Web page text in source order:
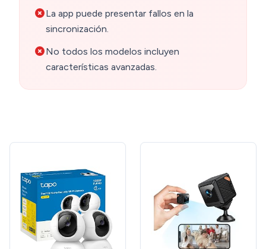
La app puede presentar fallos en la
sincronización.
No todos los modelos incluyen
características avanzadas.